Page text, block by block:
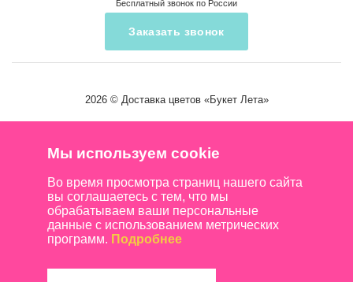
Бесплатный звонок по России
Заказать звонок
2026 © Доставка цветов«Букет Лета»
Мы используем cookie
Во время просмотра страниц нашего сайта
вы соглашаетесь с тем, что мы
обрабатываем ваши персональные
данные с использованием метрических
программ. Подробнее